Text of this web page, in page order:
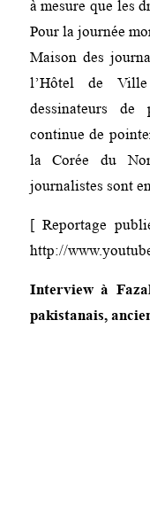
à mesure que les
Pour la journée
Maison des
l’Hôtel de
dessinateurs de
continue de
la Corée du
journalistes sont
[ Reportage
http://
Interview à
pakistanais,